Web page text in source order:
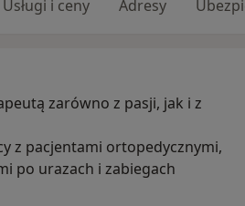
Usługi i ceny Adresy
zarówno z pasji, jak i z
z pacjentami ortopedycznymi,
po urazach i zabiegach